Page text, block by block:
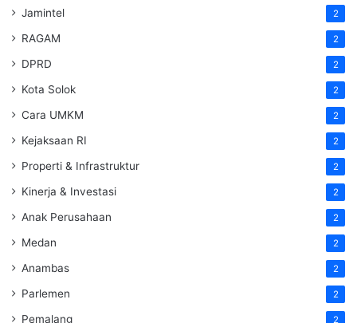
Jamintel 2
RAGAM 2
DPRD 2
Kota Solok 2
Cara UMKM 2
Kejaksaan RI 2
Properti & Infrastruktur 2
Kinerja & Investasi 2
Anak Perusahaan 2
Medan 2
Anambas 2
Parlemen 2
Pemalang 2